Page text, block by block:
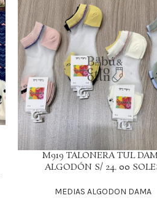
LEER MÁSM919 TALONERA TUL
ALGODÓN S/ 24. 00
MEDIAS ALGODON DAMA